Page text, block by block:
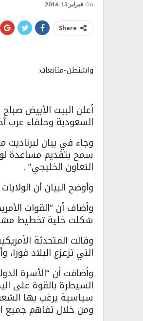
On فبراير 13, 2016
Share
واشنطن-متابعات:
السعودية وحلفاء عرب
وجاء في بيان لبرناديت
سمح بتقديم مساعدة
التعاون الخليجي” .
وأوضح البيان أن
وأضاف أن “القوات
شكلت خلية تخطيط
وقالت المتحدثة
التي تزعزع البلاد
وأضافت أن “الأسرة
السيطرة بالقوة على
سياسية يرغب بها
ومن خلال تفاهم جميع